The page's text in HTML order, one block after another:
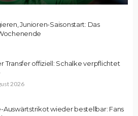
Junioren-Saisonstart: Das
Transfer offiziell: Schalke verpflichtet
2026
Auswärtstrikot wieder bestellbar: Fans